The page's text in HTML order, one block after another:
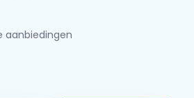
aanbiedingen